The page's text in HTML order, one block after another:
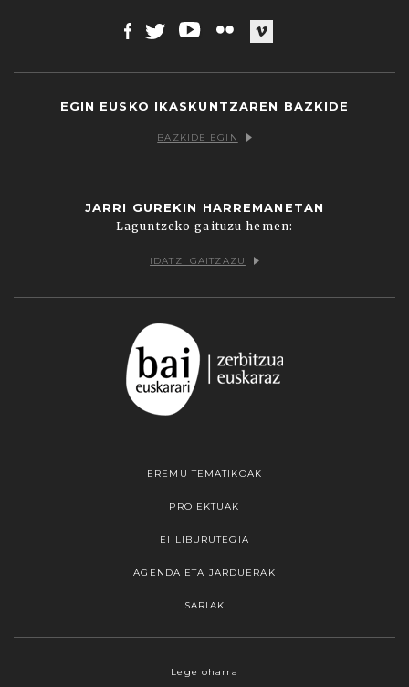
EGIN EUSKO IKASKUNTZAREN BAZKIDE
BAZKIDE EGIN
JARRI GUREKIN HARREMANETAN
Laguntzeko gaituzu hemen:
IDATZI GAITZAZU
EREMU TEMATIKOAK
PROIEKTUAK
EI LIBURUTEGIA
AGENDA ETA JARDUERAK
SARIAK
Lege oharra
Webgune honek cookieak erabiltzen ditu,